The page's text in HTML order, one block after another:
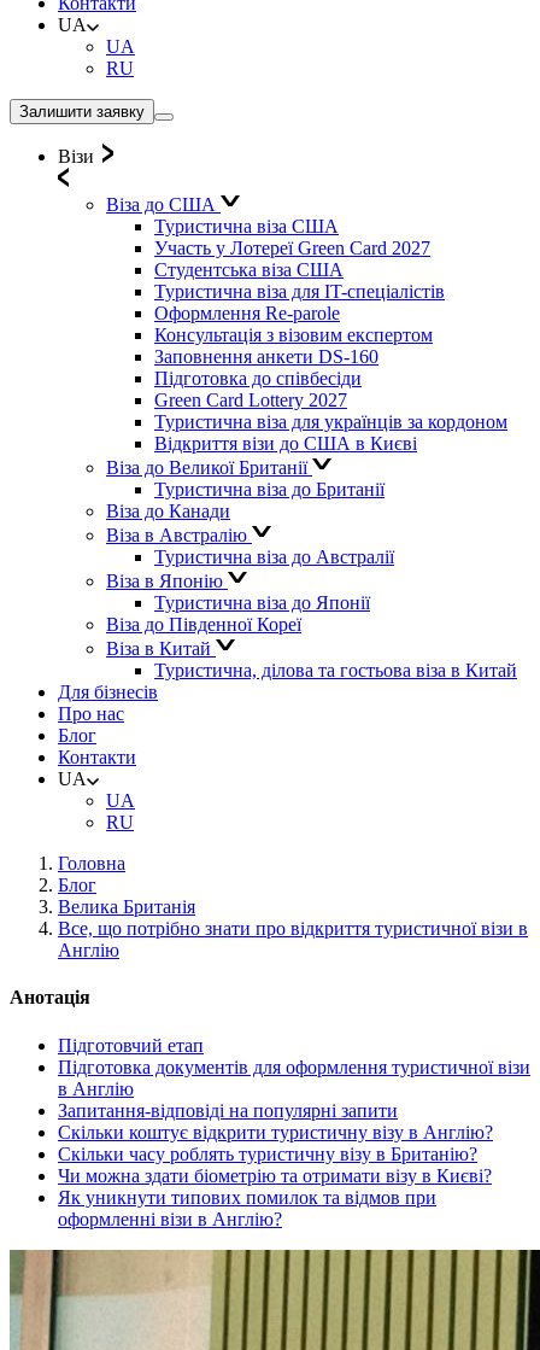
UA
UA
RU
Залишити заявку
Візи
Віза до США
Туристична віза США
Участь у Лотереї Green Card 2027
Студентська віза США
Туристична віза для IT-спеціалістів
Оформлення Re-parole
Консультація з візовим експертом
Заповнення анкети DS-160
Підготовка до співбесіди
Green Card Lottery 2027
Туристична віза для українців за кордоном
Відкриття візи до США в Києві
Віза до Великої Британії
Туристична віза до Британії
Віза до Канади
Віза в Австралію
Туристична віза до Австралії
Віза в Японію
Туристична віза до Японії
Віза до Південної Кореї
Віза в Китай
Туристична, ділова та гостьова віза в Китай
Для бізнесів
Про нас
Блог
Контакти
UA
UA
RU
Головна
Блог
Велика Британія
Все, що потрібно знати про відкриття туристичної візи в
Англію
Анотація
Підготовчий етап
Підготовка документів для оформлення туристичної візи
в Англію
Запитання-відповіді на популярні запити
Скільки коштує відкрити туристичну візу в Англію?
Скільки часу роблять туристичну візу в Британію?
Чи можна здати біометрію та отримати візу в Києві?
Як уникнути типових помилок та відмов при
оформленні візи в Англію?